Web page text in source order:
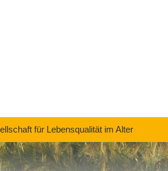
für Lebensqualität im Alter